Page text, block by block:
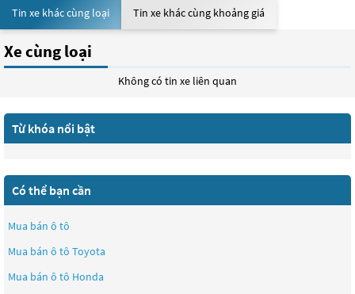
Tin xe khác cùng loại Tin xe khác cùng khoảng giá
Xe cùng loại
Không có tin xe liên quan
Từ khóa nổi bật
Có thể bạn cần
Mua bán ô tô
Mua bán ô tô Toyota
Mua bán ô tô Honda